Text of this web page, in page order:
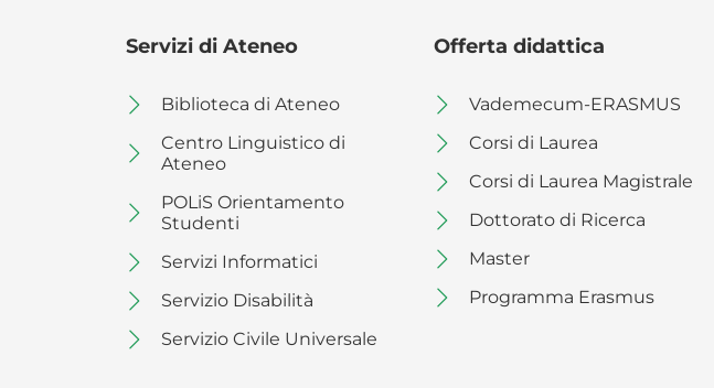
Servizi di Ateneo
Biblioteca di Ateneo
Centro Linguistico di
Ateneo
POLiS Orientamento
Studenti
Servizi Informatici
Servizio Disabilità
Servizio Civile Universale
Offerta didattica
Vademecum-ERASMUS
Corsi di Laurea
Corsi di Laurea Magistrale
Dottorato di Ricerca
Master
Programma Erasmus